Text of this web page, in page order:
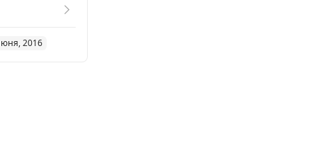
2016